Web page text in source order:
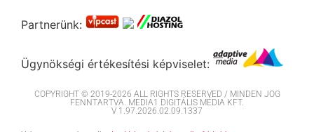
Partnerünk:
Ügynökségi értékesítési képviselet:
COPYRIGHT © 2019-2026 ALL RIGHTS RESERVED / MINDEN JOG
FENNTARTVA. MEDIA1 DIGITÁLIS MÉDIA KFT.
V 1.97.2026.02.09.1337